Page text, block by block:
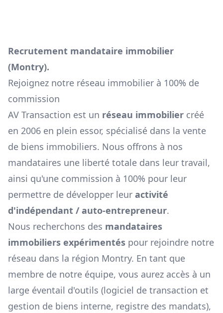
Recrutement mandataire immobilier
(Montry).
Rejoignez notre réseau immobilier à 100% de
commission
AV Transaction est un réseau immobilier créé
en 2006 en plein essor, spécialisé dans la vente
de biens immobiliers. Nous offrons à nos
mandataires une liberté totale dans leur travail,
ainsi qu'une commission à 100% pour leur
permettre de développer leur activité
d'indépendant / auto-entrepreneur.
Nous recherchons des mandataires
immobiliers expérimentés pour rejoindre notre
réseau dans la région Montry. En tant que
membre de notre équipe, vous aurez accès à un
large éventail d'outils (logiciel de transaction et
gestion de biens interne, registre des mandats),